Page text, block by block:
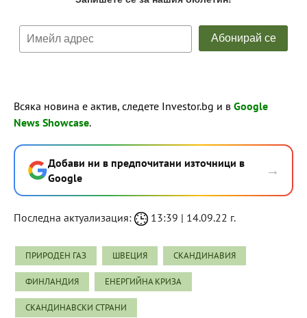
Всяка новина е актив, следете Investor.bg и в Google
News Showcase.
Добави ни в предпочитани източници в
Google
→
Последна актуализация: 13:39 | 14.09.22 г.
ПРИРОДЕН ГАЗ ШВЕЦИЯ СКАНДИНАВИЯ
ФИНЛАНДИЯ ЕНЕРГИЙНА КРИЗА
СКАНДИНАВСКИ СТРАНИ